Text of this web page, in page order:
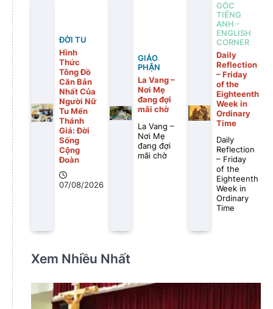
ĐỜI TU
Hình
Thức
Tông Đồ
Căn Bản
Nhất Của
Người Nữ
Tu Mến
Thánh
Giá: Đời
Sống
Cộng
Đoàn
07/08/2026
GIÁO
PHẬN
La Vang –
Nơi Mẹ
đang đợi
mãi chờ
La Vang –
Nơi Mẹ
đang đợi
mãi chờ
GÓC
TIẾNG
ANH -
ENGLISH
CORNER
Daily
Reflection
– Friday
of the
Eighteenth
Week in
Ordinary
Time
Daily
Reflection
– Friday
of the
Eighteenth
Week in
Ordinary
Time
Xem Nhiều Nhất